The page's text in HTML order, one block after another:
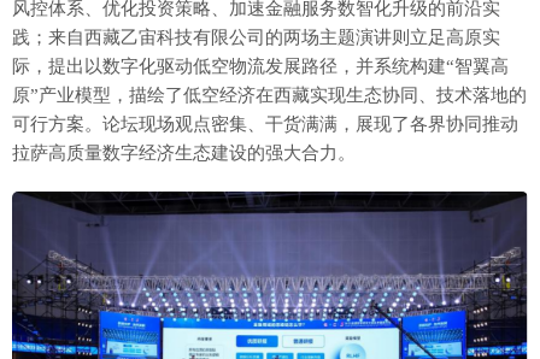
风控体系、优化投资策略、加速金融服务数智化升级的前沿实
践；来自西藏乙宙科技有限公司的两场主题演讲则立足高原实
际，提出以数字化驱动低空物流发展路径，并系统构建“智翼高
原”产业模型，描绘了低空经济在西藏实现生态协同、技术落地的
可行方案。论坛现场观点密集、干货满满，展现了各界协同推动
拉萨高质量数字经济生态建设的强大合力。